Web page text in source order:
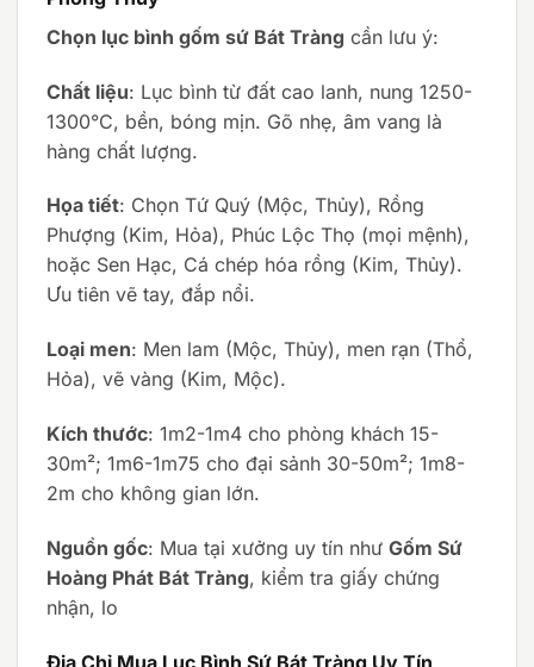
Chọn lục bình gốm sứ Bát Tràng cần lưu ý:
Chất liệu: Lục bình từ đất cao lanh, nung 1250-
1300°C, bền, bóng mịn. Gõ nhẹ, âm vang là
hàng chất lượng.
Họa tiết: Chọn Tứ Quý (Mộc, Thủy), Rồng
Phượng (Kim, Hỏa), Phúc Lộc Thọ (mọi mệnh),
hoặc Sen Hạc, Cá chép hóa rồng (Kim, Thủy).
Ưu tiên vẽ tay, đắp nổi.
Loại men: Men lam (Mộc, Thủy), men rạn (Thổ,
Hỏa), vẽ vàng (Kim, Mộc).
Kích thước: 1m2-1m4 cho phòng khách 15-
30m²; 1m6-1m75 cho đại sảnh 30-50m²; 1m8-
2m cho không gian lớn.
Nguồn gốc: Mua tại xưởng uy tín như Gốm Sứ
Hoàng Phát Bát Tràng, kiểm tra giấy chứng
nhận, lo
Địa Chỉ Mua Lục Bình Sứ Bát Tràng Uy Tín